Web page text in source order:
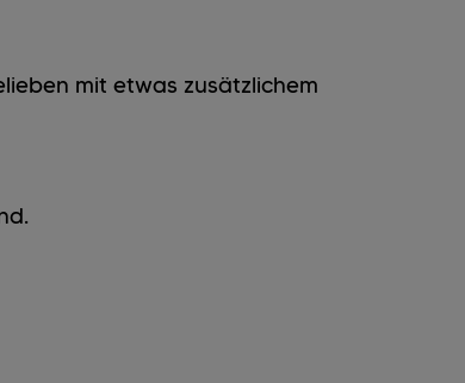
mit etwas zusätzlichem